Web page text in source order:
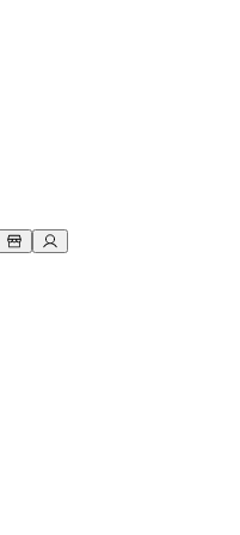
real
Unity
suporte especializado